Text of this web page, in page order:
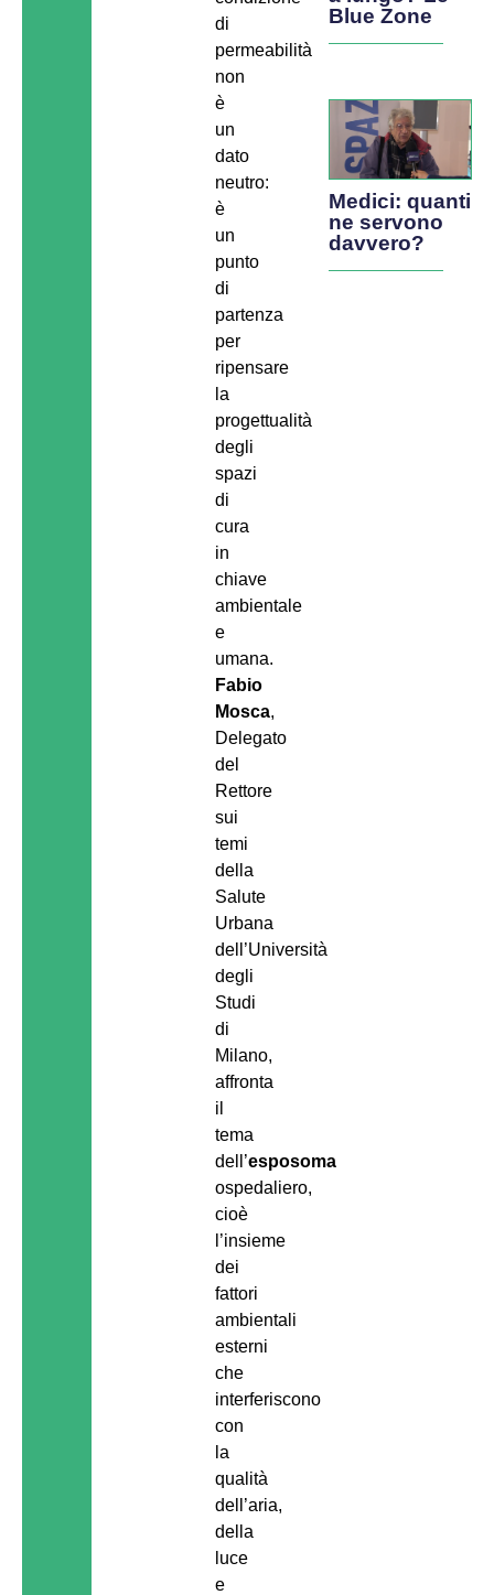
di
permeabilità
non
è
un
dato
neutro:
è
un
punto
di
partenza
per
ripensare
la
progettualità
degli
spazi
di
cura
in
chiave
ambientale
e
umana.
Fabio
Mosca,
Delegato
del
Rettore
sui
temi
della
Salute
Urbana
dell’Università
degli
Studi
di
Milano,
affronta
il
tema
dell’esposoma
ospedaliero,
cioè
l’insieme
dei
fattori
ambientali
esterni
che
interferiscono
con
la
qualità
dell’aria,
della
luce
e
Blue Zone
Medici: quanti
ne servono
davvero?